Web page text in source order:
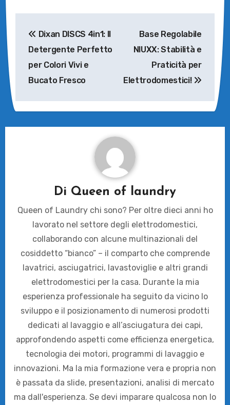
articoli
Dixan DISCS 4in1: Il
Detergente Perfetto
per Colori Vivi e
Bucato Fresco
Base Regolabile
NIUXX: Stabilità e
Praticità per
Elettrodomestici!
Di Queen of laundry
Queen of Laundry chi sono? Per oltre dieci anni ho
lavorato nel settore degli elettrodomestici,
collaborando con alcune multinazionali del
cosiddetto “bianco” – il comparto che comprende
lavatrici, asciugatrici, lavastoviglie e altri grandi
elettrodomestici per la casa. Durante la mia
esperienza professionale ha seguito da vicino lo
sviluppo e il posizionamento di numerosi prodotti
dedicati al lavaggio e all’asciugatura dei capi,
approfondendo aspetti come efficienza energetica,
tecnologia dei motori, programmi di lavaggio e
innovazioni. Ma la mia formazione vera e propria non
è passata da slide, presentazioni, analisi di mercato
ma dall'esperienza. Se devi imparare qualcosa non lo